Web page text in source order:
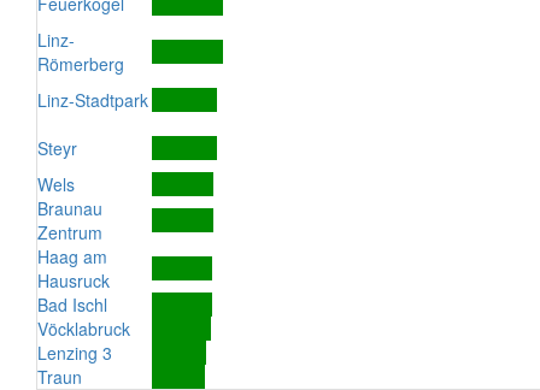
Linz-
Römerberg
Linz-Stadtpark
Steyr
Wels
Braunau
Zentrum
Haag am
Hausruck
Bad Ischl
Vöcklabruck
Lenzing 3
Traun